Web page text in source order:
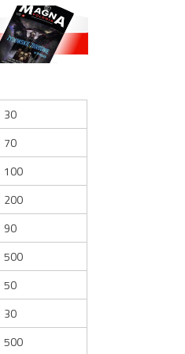
30
70
100
200
90
500
50
30
500